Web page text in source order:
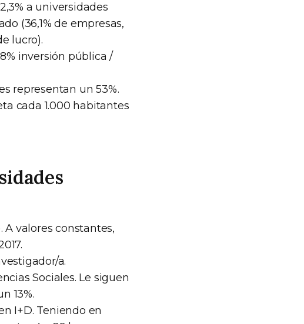
a universidades
(36,1% de empresas,
lucro).
inversión pública /
representan un 53%.
cada 1.000 habitantes
A valores constantes,
a.
Sociales. Le siguen
13%.
I+D. Teniendo en